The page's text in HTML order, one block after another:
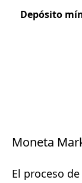
Depósito
Moneta
El proceso